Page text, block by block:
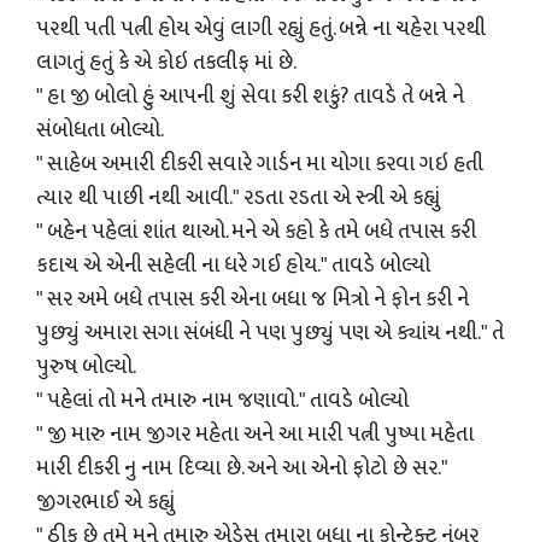
પરથી પતી પત્ની હોય એવું લાગી રહ્યું હતું. બન્ને ના ચહેરા પરથી
લાગતું હતું કે એ કોઇ તકલીફ માં છે.
" હા જી બોલો હું આપની શું સેવા કરી શકું? તાવડે તે બન્ને ને
સંબોધતા બોલ્યો.
" સાહેબ અમારી દીકરી સવારે ગાર્ડન મા યોગા કરવા ગઇ હતી
ત્યાર થી પાછી નથી આવી." રડતા રડતા એ સ્ત્રી એ કહ્યું
" બહેન પહેલાં શાંત થાઓ. મને એ કહો કે તમે બધે તપાસ કરી
કદાચ એ એની સહેલી ના ધરે ગઈ હોય." તાવડે બોલ્યો
" સર અમે બધે તપાસ કરી એના બધા જ મિત્રો ને ફોન કરી ને
પુછ્યું અમારા સગા સંબંધી ને પણ પુછ્યું પણ એ ક્યાંય નથી." તે
પુરુષ બોલ્યો.
" પહેલાં તો મને તમારુ નામ જણાવો." તાવડે બોલ્યો
" જી મારુ નામ જીગર મહેતા અને આ મારી પત્ની પુષ્પા મહેતા
મારી દીકરી નુ નામ દિવ્યા છે. અને આ એનો ફોટો છે સર."
જીગરભાઈ એ કહ્યું